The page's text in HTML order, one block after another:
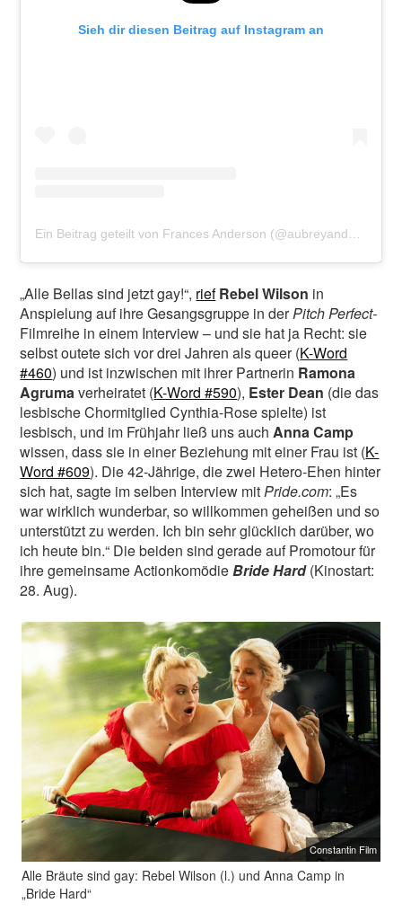
Sieh dir diesen Beitrag auf Instagram an
„Alle Bellas sind jetzt gay!“, rief Rebel Wilson in
Anspielung auf ihre Gesangsgruppe in derPitch Perfect-
Filmreihe in einem Interview – und sie hat ja Recht: sie
selbst outete sich vor drei Jahren als queer (K-Word
#460) und ist inzwischen mit ihrer Partnerin Ramona
Agrumaverheiratet (K-Word #590), Ester Dean (die das
lesbische Chormitglied Cynthia-Rose spielte) ist
lesbisch, und im Frühjahr ließ uns auchAnna Camp
wissen, dass sie in einer Beziehung mit einer Frau ist (K-
Word #609). Die 42-Jährige, die zwei Hetero-Ehen hinter
sich hat, sagte im selben Interview mitPride.com: „Es
war wirklich wunderbar, so willkommen geheißen und so
unterstützt zu werden. Ich bin sehr glücklich darüber, wo
ich heute bin.“ Die beiden sind gerade auf Promotour für
ihre gemeinsame ActionkomödieBride Hard(Kinostart:
28. Aug).
Constantin Film
Alle Bräute sind gay: Rebel Wilson (l.) und Anna Camp in
„Bride Hard“